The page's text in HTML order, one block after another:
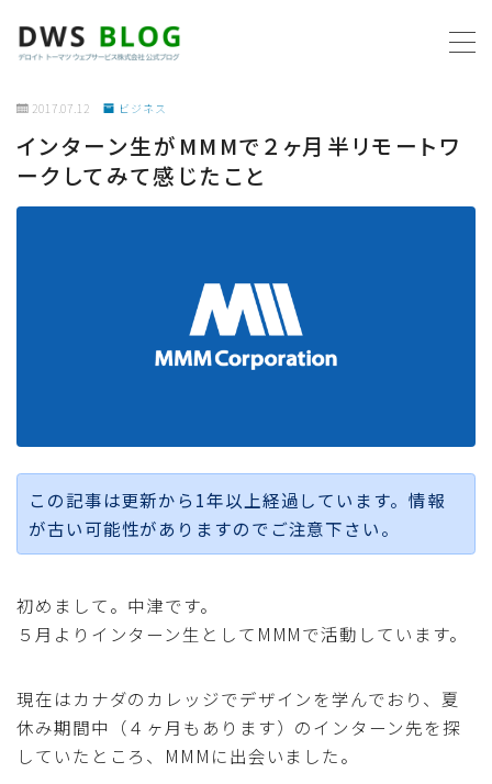
ホーム
AWS
2017.07.12 ビジネス
インターン生がMMMで２ヶ月半リモートワ
ークしてみて感じたこと
この記事は更新から1年以上経過しています。情報
が古い可能性がありますのでご注意下さい。
初めまして。中津です。
５月よりインターン生としてMMMで活動しています。
現在はカナダのカレッジでデザインを学んでおり、夏
休み期間中（４ヶ月もあります）のインターン先を探
していたところ、MMMに出会いました。